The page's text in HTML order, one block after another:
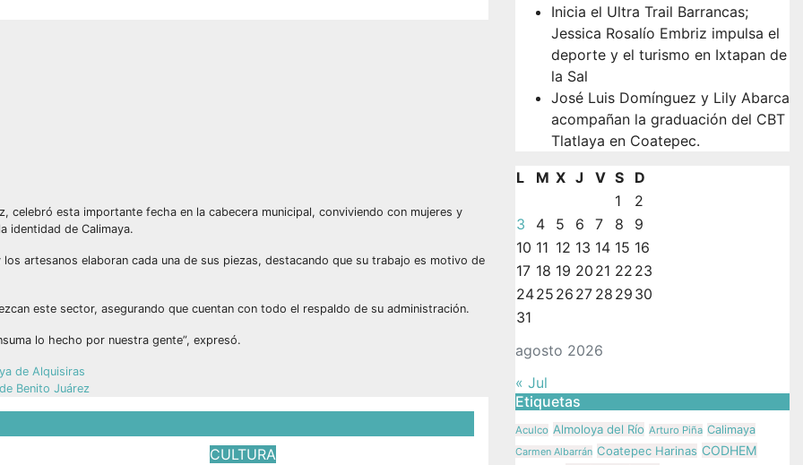
celebró esta importante fecha en la cabecera municipal, conviviendo con mujeres y
identidad de Calimaya.
artesanos elaboran cada una de sus piezas, destacando que su trabajo es motivo de
este sector, asegurando que cuentan con todo el respaldo de su administración.
lo hecho por nuestra gente”, expresó.
de Alquisiras
Benito Juárez
CULTURA
Inicia el Ultra Trail Barrancas;
Jessica Rosalío Embriz impulsa el
deporte y el turismo en Ixtapan de
la Sal
José Luis Domínguez y Lily Abarca
acompañan la graduación del CBT
Tlatlaya en Coatepec.
agosto 2026
L M X J V S
D
1
2
3
4 5 6 7 8
9
10 11 12 13 14 15 16
17 18 19 20 21 22 23
2425 26 27 28 29 30
31
« Jul
Etiquetas
Aculco Almoloya del Río Arturo Piña Calimaya
Carmen Albarrán Coatepec Harinas CODHEM